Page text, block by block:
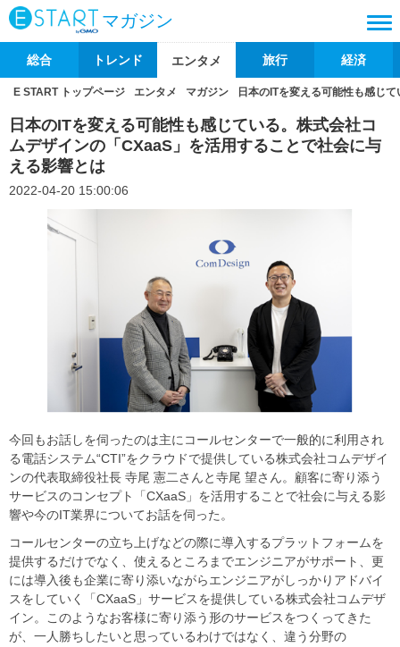
マガジン
総合 トレンド エンタメ 旅行 経済
E START トップページ エンタメ マガジン 日本のITを変える可能性も感じ
日本のITを変える可能性も感じている。株式会社コ
ムデザインの「CXaaS」を活用することで社会に与
える影響とは
2022-04-20 15:00:06
今回もお話しを伺ったのは主にコールセンターで一般的に利用され
る電話システム“CTI”をクラウドで提供している株式会社コムデザイ
ンの代表取締役社長 寺尾 憲二さんと寺尾 望さん。顧客に寄り添う
サービスのコンセプト「CXaaS」を活用することで社会に与える影
響や今のIT業界についてお話を伺った。
コールセンターの立ち上げなどの際に導入するプラットフォームを
提供するだけでなく、使えるところまでエンジニアがサポート、更
には導入後も企業に寄り添いながらエンジニアがしっかりアドバイ
スをしていく「CXaaS」サービスを提供している株式会社コムデザ
イン。このようなお客様に寄り添う形のサービスをつくってきた
が、一人勝ちしたいと思っているわけではなく、違う分野の